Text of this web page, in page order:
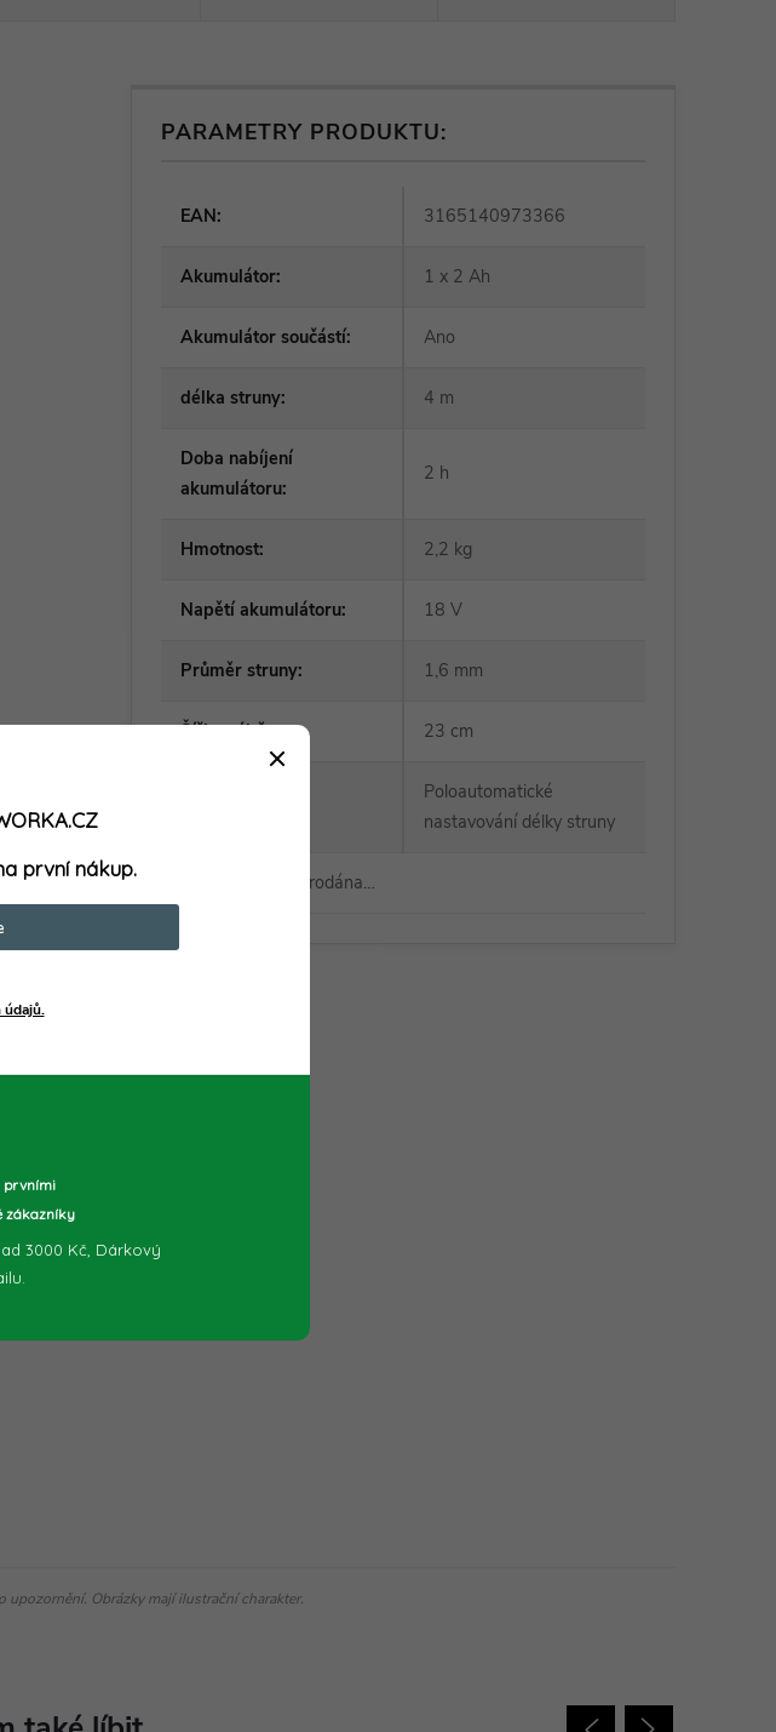
PARAMETRY PRODUKTU:
EAN: 3165140973366
Akumulátor: 1 x 2 Ah
Akumulátor součástí: Ano
délka struny: 4 m
Doba nabíjení
akumulátoru:
2 h
Hmotnost: 2,2 kg
Napětí akumulátoru: 18 V
Průměr struny: 1,6 mm
Šířka záběru: 23 cm
Poloautomatické
nastavování délky struny
Položka byla vyprodána…
upozornění. Obrázky mají ilustrační charakter.
první nákup.
údajů.
prvními
zákazníky
3000 Kč, Dárkový